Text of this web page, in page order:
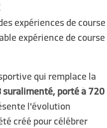
expériences de course
expérience de course
qui remplace la
suralimenté, porté à 720
l'évolution
créé pour célébrer